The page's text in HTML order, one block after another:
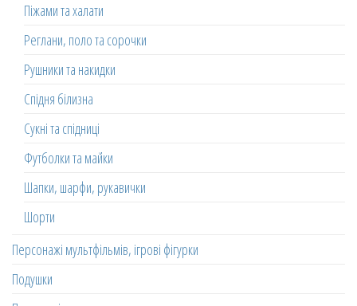
Піжами та халати
Реглани, поло та сорочки
Рушники та накидки
Спідня білизна
Сукні та спідниці
Футболки та майки
Шапки, шарфи, рукавички
Шорти
Персонажі мультфільмів, ігрові фігурки
Подушки